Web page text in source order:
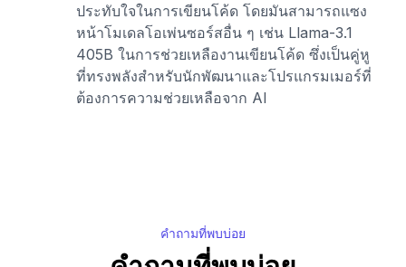
ประทับใจในการเขียนโค้ด โดยมันสามารถแซง
หน้าโมเดลโอเพ่นซอร์สอื่น ๆ เช่น Llama-3.1
405B ในการช่วยเหลืองานเขียนโค้ด ซึ่งเป็นคู่หู
ที่ทรงพลังสำหรับนักพัฒนาและโปรแกรมเมอร์ที่
ต้องการความช่วยเหลือจาก AI
คำถามที่พบบ่อย